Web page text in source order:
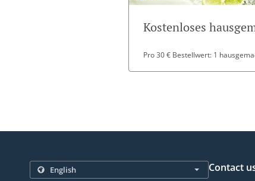
Kostenloses
Pro 30 € Bestellwert: 1
Contact